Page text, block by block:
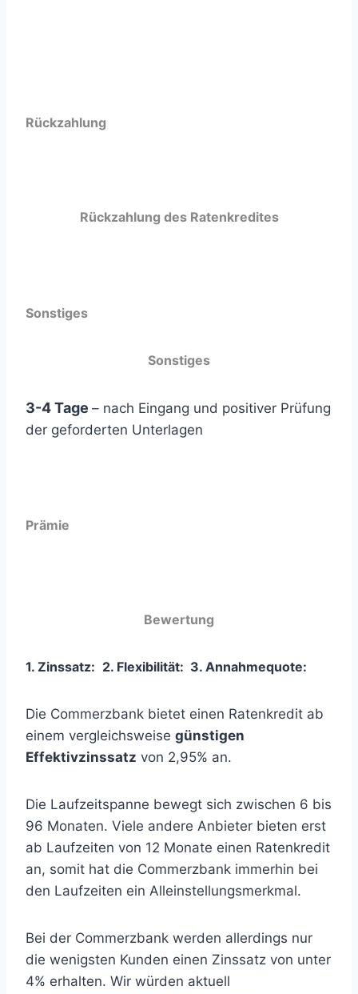
Rückzahlung
Rückzahlung des Ratenkredites
Sonstiges
Sonstiges
3-4 Tage – nach Eingang und positiver Prüfung
der geforderten Unterlagen
Prämie
Bewertung
1. Zinssatz: 2. Flexibilität: 3. Annahmequote:
Die Commerzbank bietet einen Ratenkredit ab
einem vergleichsweise günstigen
Effektivzinssatz von 2,95% an.
Die Laufzeitspanne bewegt sich zwischen 6 bis
96 Monaten. Viele andere Anbieter bieten erst
ab Laufzeiten von 12 Monate einen Ratenkredit
an, somit hat die Commerzbank immerhin bei
den Laufzeiten ein Alleinstellungsmerkmal.
Bei der Commerzbank werden allerdings nur
die wenigsten Kunden einen Zinssatz von unter
4% erhalten. Wir würden aktuell